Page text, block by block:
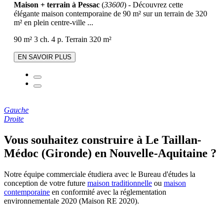
Maison + terrain à Pessac (33600) - Découvrez cette
élégante maison contemporaine de 90 m² sur un terrain de 320
m² en plein centre-ville ...
90 m² 3 ch. 4 p. Terrain 320 m²
EN SAVOIR PLUS
Gauche
Droite
Vous souhaitez construire à Le Taillan-
Médoc (Gironde) en Nouvelle-Aquitaine ?
Notre équipe commerciale étudiera avec le Bureau d'études la
conception de votre future maison traditionnelle ou maison
contemporaine en conformité avec la réglementation
environnementale 2020 (Maison RE 2020).